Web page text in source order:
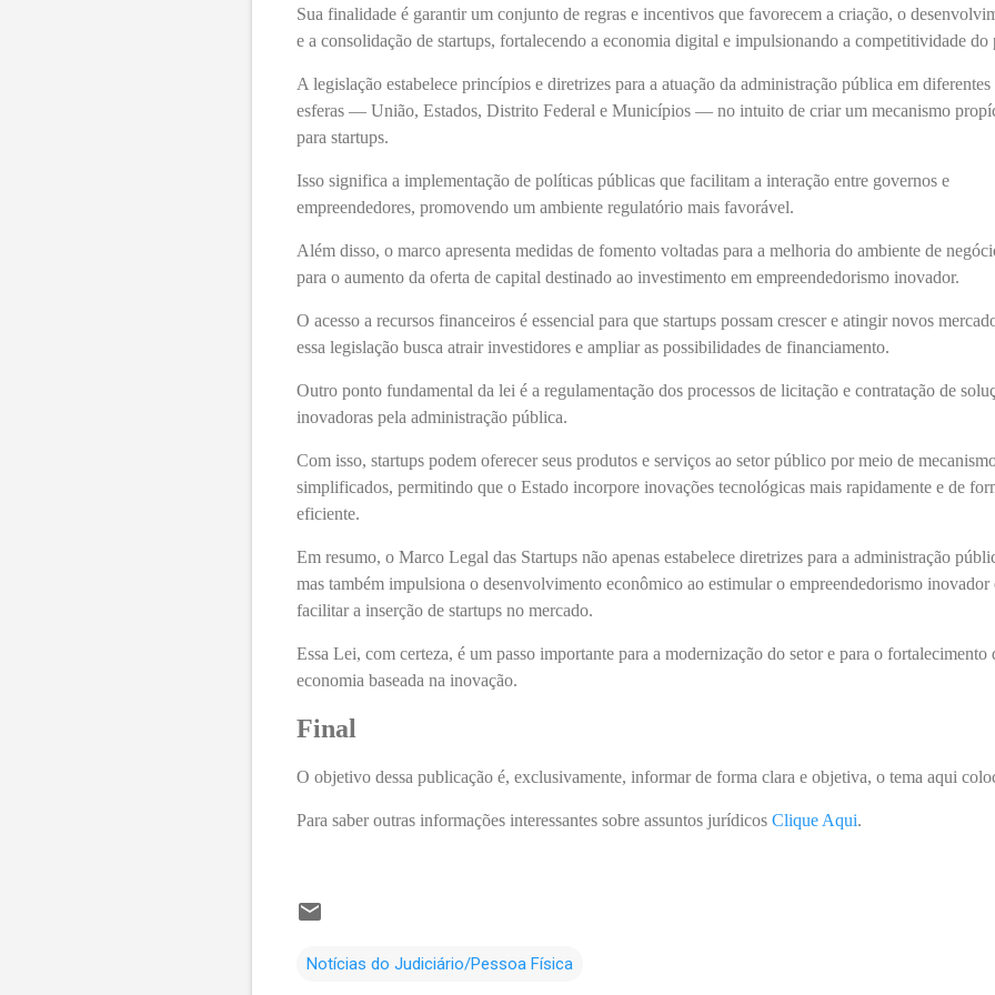
Sua finalidade é garantir um conjunto de regras e incentivos que favorecem a criação, o
e a consolidação de startups, fortalecendo a economia digital e impulsionando a competitividade do
A legislação estabelece princípios e diretrizes para a atuação da administração pública em diferentes
esferas — União, Estados, Distrito Federal e Municípios — no intuito de criar um mecanismo
para startups.
Isso significa a implementação de políticas públicas que facilitam a interação entre governos e
empreendedores, promovendo um ambiente regulatório mais favorável.
Além disso, o marco apresenta medidas de fomento voltadas para a melhoria do ambiente de
para o aumento da oferta de capital destinado ao investimento em empreendedorismo inovador.
O acesso a recursos financeiros é essencial para que startups possam crescer e atingir novos
essa legislação busca atrair investidores e ampliar as possibilidades de financiamento.
Outro ponto fundamental da lei é a regulamentação dos processos de licitação e contratação de
inovadoras pela administração pública.
Com isso, startups podem oferecer seus produtos e serviços ao setor público por meio de
simplificados, permitindo que o Estado incorpore inovações tecnológicas mais rapidamente e de
eficiente.
Em resumo, o Marco Legal das Startups não apenas estabelece diretrizes para a administração
mas também impulsiona o desenvolvimento econômico ao estimular o empreendedorismo inovador
facilitar a inserção de startups no mercado.
Essa Lei, com certeza, é um passo importante para a modernização do setor e para o fortalecimento
economia baseada na inovação.
Final
O objetivo dessa publicação é, exclusivamente, informar de forma clara e objetiva, o tema aqui
Para saber outras informações interessantes sobre assuntos jurídicos Clique Aqui.
Notícias do Judiciário/Pessoa Física